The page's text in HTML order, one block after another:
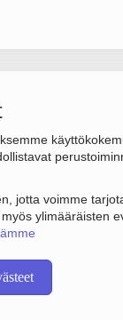
jotta voimme
ylimääräisten
Osakeyhtiö